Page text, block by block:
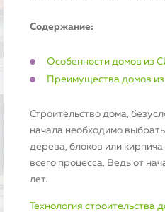
Содержание:
Особенности домов из
Преимущества домов
Строительство дома,
начала необходимо
дерева, блоков или
всего процесса. Ведь от
лет.
Технология строительства